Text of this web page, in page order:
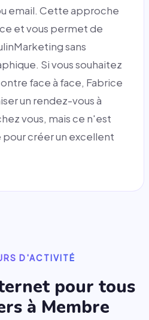
email. Cette approche
et vous permet de
sans
Si vous souhaitez
face à face, Fabrice
un rendez-vous à
vous, mais ce n'est
créer un excellent
D'ACTIVITÉ
pour tous
à Membre